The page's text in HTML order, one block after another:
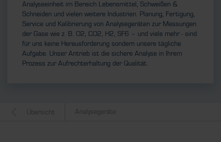
Analyseeinheit im Bereich Lebensmittel, Schweißen &
Schneiden und vielen weitere Industrien. Planung, Fertigung,
Service und Kalibrierung von Analysegeräten zur Messungen
der Gase wie z. B. O2, CO2, H2, SF6 – und viele mehr - sind
für uns keine Herausforderung sondern unsere tägliche
Aufgabe. Unser Antrieb ist die sichere Analyse in Ihrem
Prozess zur Aufrechterhaltung der Qualität.
Übersicht Analysegeräte